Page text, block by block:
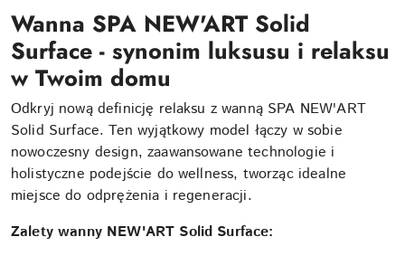
Wanna SPA NEW'ART Solid
Surface - synonim luksusu i relaksu
w Twoim domu
Odkryj nową definicję relaksu z wanną SPA NEW'ART
Solid Surface. Ten wyjątkowy model łączy w sobie
nowoczesny design, zaawansowane technologie i
holistyczne podejście do wellness, tworząc idealne
miejsce do odprężenia i regeneracji.
Zalety wanny NEW'ART Solid Surface: